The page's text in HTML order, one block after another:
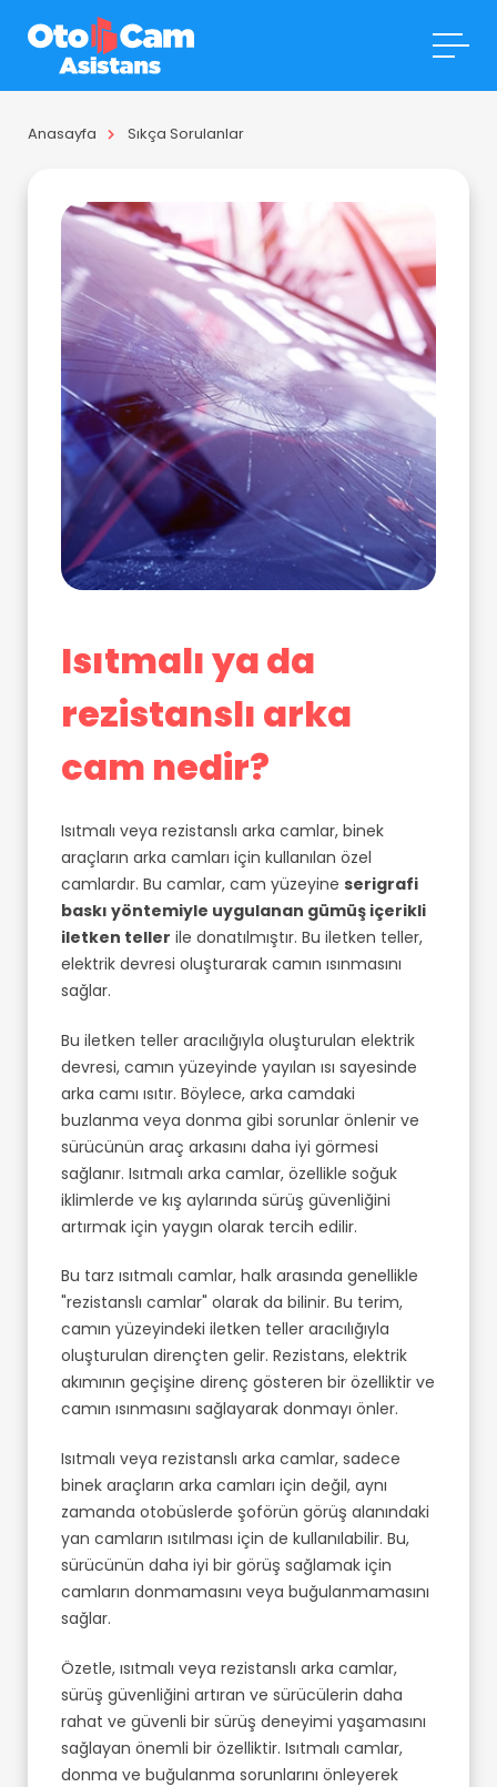
Anasayfa Sıkça Sorulanlar
Isıtmalı ya da
rezistanslı arka
cam nedir?
Isıtmalı veya rezistanslı arka camlar, binek
araçların arka camları için kullanılan özel
camlardır. Bu camlar, cam yüzeyine serigrafi
baskı yöntemiyle uygulanan gümüş içerikli
iletken teller ile donatılmıştır. Bu iletken teller,
elektrik devresi oluşturarak camın ısınmasını
sağlar.
Bu iletken teller aracılığıyla oluşturulan elektrik
devresi, camın yüzeyinde yayılan ısı sayesinde
arka camı ısıtır. Böylece, arka camdaki
buzlanma veya donma gibi sorunlar önlenir ve
sürücünün araç arkasını daha iyi görmesi
sağlanır. Isıtmalı arka camlar, özellikle soğuk
iklimlerde ve kış aylarında sürüş güvenliğini
artırmak için yaygın olarak tercih edilir.
Bu tarz ısıtmalı camlar, halk arasında genellikle
"rezistanslı camlar" olarak da bilinir. Bu terim,
camın yüzeyindeki iletken teller aracılığıyla
oluşturulan dirençten gelir. Rezistans, elektrik
akımının geçişine direnç gösteren bir özelliktir ve
camın ısınmasını sağlayarak donmayı önler.
Isıtmalı veya rezistanslı arka camlar, sadece
binek araçların arka camları için değil, aynı
zamanda otobüslerde şoförün görüş alanındaki
yan camların ısıtılması için de kullanılabilir. Bu,
sürücünün daha iyi bir görüş sağlamak için
camların donmamasını veya buğulanmamasını
sağlar.
Özetle, ısıtmalı veya rezistanslı arka camlar,
sürüş güvenliğini artıran ve sürücülerin daha
rahat ve güvenli bir sürüş deneyimi yaşamasını
sağlayan önemli bir özelliktir. Isıtmalı camlar,
donma ve buğulanma sorunlarını önleyerek